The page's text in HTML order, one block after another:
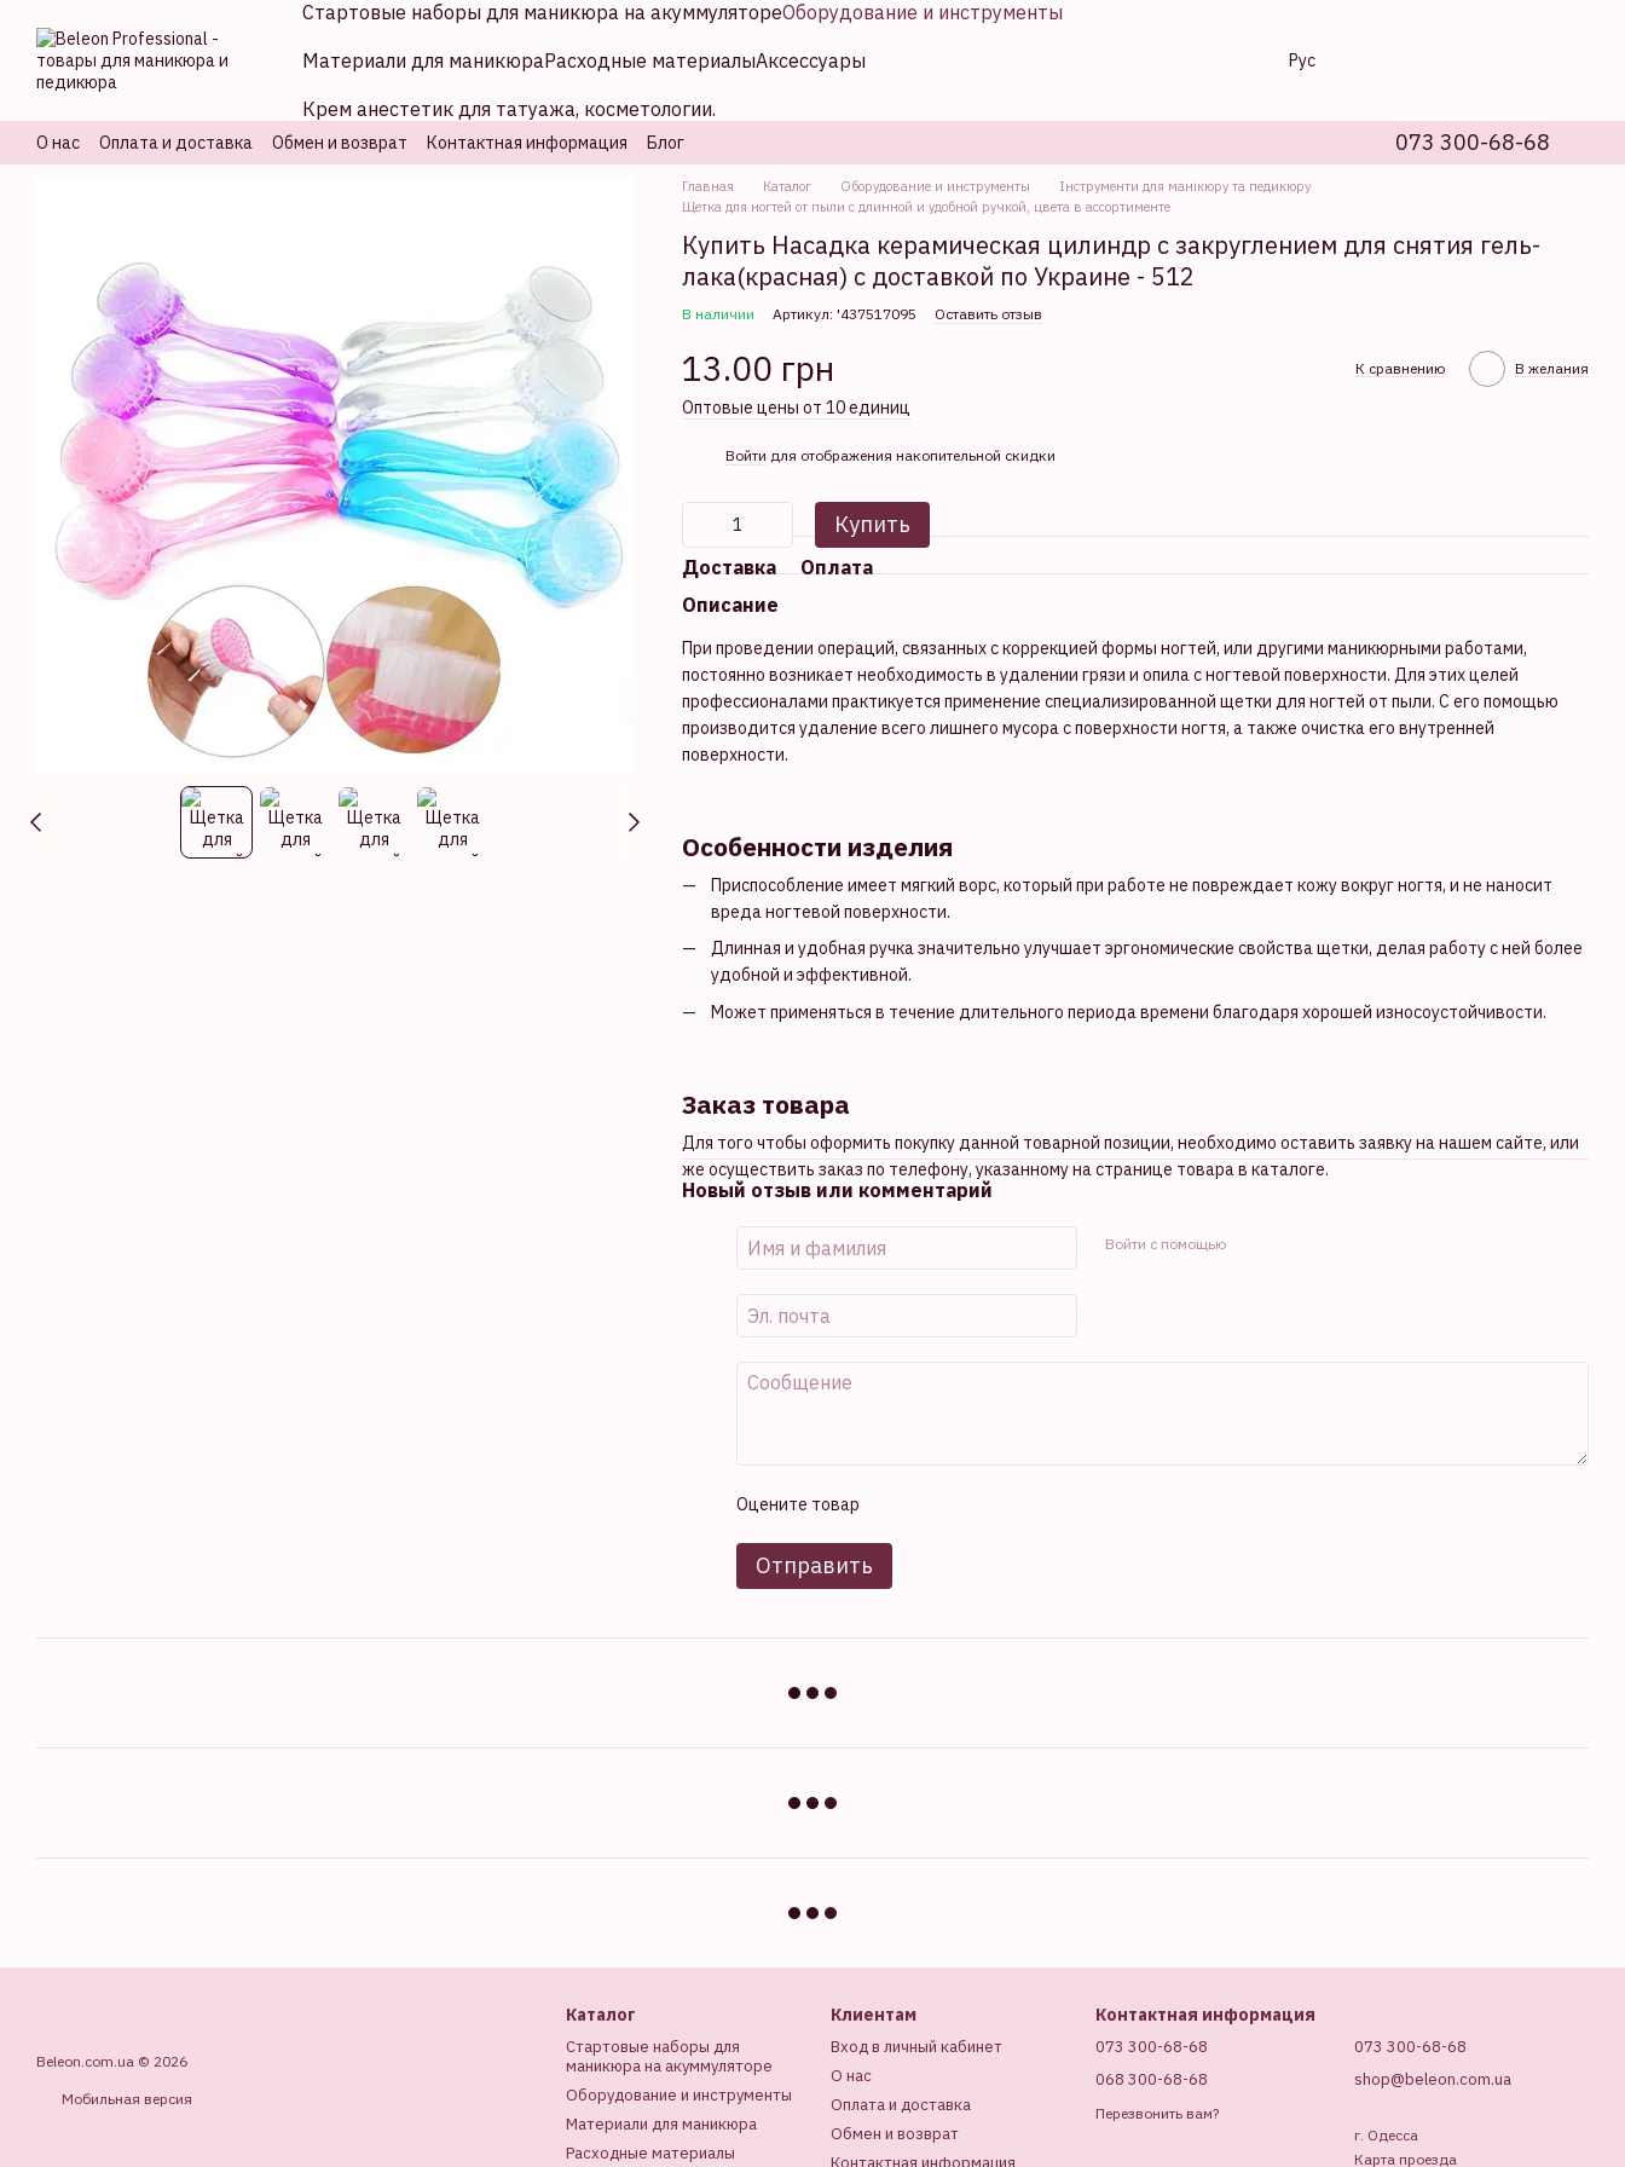
Стартовые наборы для маникюра на акуммулятореОборудование и инструменты
Материали для маникюраРасходные материалыАксессуары
Крем анестетик для татуажа, косметологии.
Рус
О нас Оплата и доставка Обмен и возврат Контактная информация Блог 073 300-68-68
Главная Каталог Оборудование и инструменты
Інструменти для манікюру та педикюру
Щетка для ногтей от пыли с длинной и удобной ручкой, цвета в ассортименте
Купить Насадка керамическая цилиндр с закруглением для снятия гель-
лака(красная) с доставкой по Украине - 512
В наличии Артикул: '437517095 Оставить отзыв
13.00 грн К сравнению В желания
Оптовые цены от 10 единиц
Войти для отображения накопительной скидки
Купить
Доставка
Оплата
Описание
При проведении операций, связанных с коррекцией формы ногтей, или другими маникюрными работами,
постоянно возникает необходимость в удалении грязи и опила с ногтевой поверхности. Для этих целей
профессионалами практикуется применение специализированной щетки для ногтей от пыли. С его помощью
производится удаление всего лишнего мусора с поверхности ногтя, а также очистка его внутренней
поверхности.
Особенности изделия
Приспособление имеет мягкий ворс, который при работе не повреждает кожу вокруг ногтя, и не наносит
вреда ногтевой поверхности.
Длинная и удобная ручка значительно улучшает эргономические свойства щетки, делая работу с ней более
удобной и эффективной.
Может применяться в течение длительного периода времени благодаря хорошей износоустойчивости.
Заказ товара
Для того чтобы оформить покупку данной товарной позиции, необходимо оставить заявку на нашем сайте, или
же осуществить заказ по телефону, указанному на странице товара в каталоге.
Новый отзыв или комментарий
Войти с помощью
Оцените товар
Отправить
Beleon.com.ua © 2026
Мобильная версия
Каталог
Стартовые наборы для
маникюра на акуммуляторе
Оборудование и инструменты
Материали для маникюра
Расходные материалы
Клиентам
Вход в личный кабинет
О нас
Оплата и доставка
Обмен и возврат
Контактная информация
Контактная информация
073 300-68-68
068 300-68-68
Перезвонить вам?
073 300-68-68
shop@beleon.com.ua
г. Одесса
Карта проезда